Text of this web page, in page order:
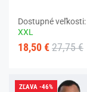
Dostupné veľkosti:
XXL
18,50 € 27,75 €
ZĽAVA -46%